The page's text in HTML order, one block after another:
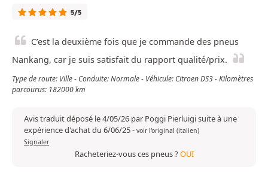
5/5
C’est la deuxième fois que je commande des pneus
Nankang, car je suis satisfait du rapport qualité/prix.
Type de route: Ville - Conduite: Normale - Véhicule: Citroen DS3 - Kilomètres
parcourus: 182000 km
Avis traduit déposé le 4/05/26 par Poggi Pierluigi suite à une
expérience d'achat du 6/06/25- voir l'original (italien)
Signaler
Racheteriez-vous ces pneus ?OUI